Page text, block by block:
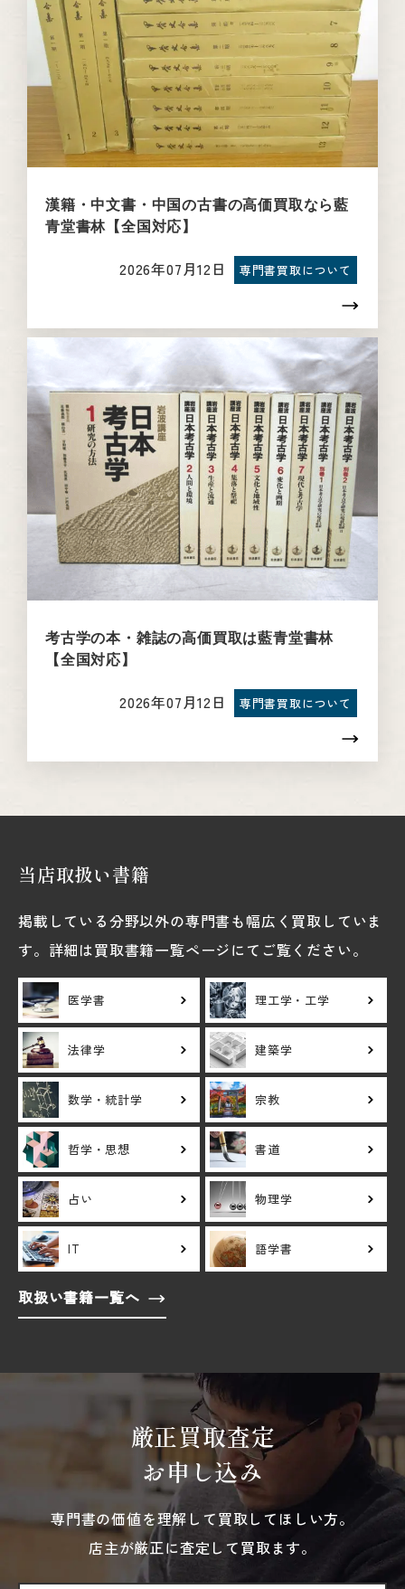
漢籍・中文書・中国の古書の高価買取なら藍
青堂書林【全国対応】
2026年07月12日 専門書買取について
考古学の本・雑誌の高価買取は藍青堂書林
【全国対応】
2026年07月12日 専門書買取について
当店取扱い書籍
掲載している分野以外の専門書も幅広く買取していま
す。詳細は買取書籍一覧ページにてご覧ください。
医学書 理工学・工学
法律学 建築学
数学・統計学 宗教
哲学・思想 書道
占い 物理学
IT 語学書
取扱い書籍一覧へ
厳正買取査定
お申し込み
専門書の価値を理解して買取してほしい方。
店主が厳正に査定して買取ます。